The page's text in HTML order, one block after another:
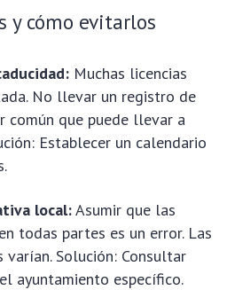
y cómo evitarlos
Muchas licencias
No llevar un registro de
común que puede llevar a
Establecer un calendario
local:Asumir que las
todas partes es un error. Las
varían. Solución: Consultar
ayuntamiento específico.